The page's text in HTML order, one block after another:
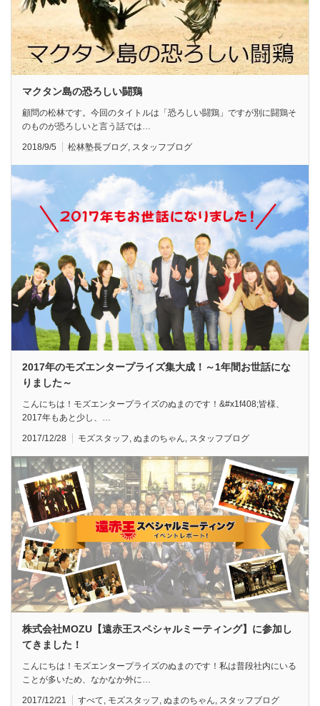
マクタン島の恐ろしい闘鶏
顧問の松林です。今回のタイトルは「恐ろしい闘鶏」ですが別に闘鶏そ
のものが恐ろしいと言う話では…
2018/9/5 松林塾長ブログ, スタッフブログ
2017年のモズエンタープライズ集大成！～1年間お世話にな
りました～
こんにちは！モズエンタープライズのぬまのです！&#x1f408;皆様、
2017年もあと少し、…
2017/12/28 モズスタッフ, ぬまのちゃん, スタッフブログ
株式会社MOZU【遠赤王スペシャルミーティング】に参加し
てきました！
こんにちは！モズエンタープライズのぬまのです！私は普段社内にいる
ことが多いため、なかなか外に…
2017/12/21 すべて モズスタッフ ぬまのちゃん スタッフブログ